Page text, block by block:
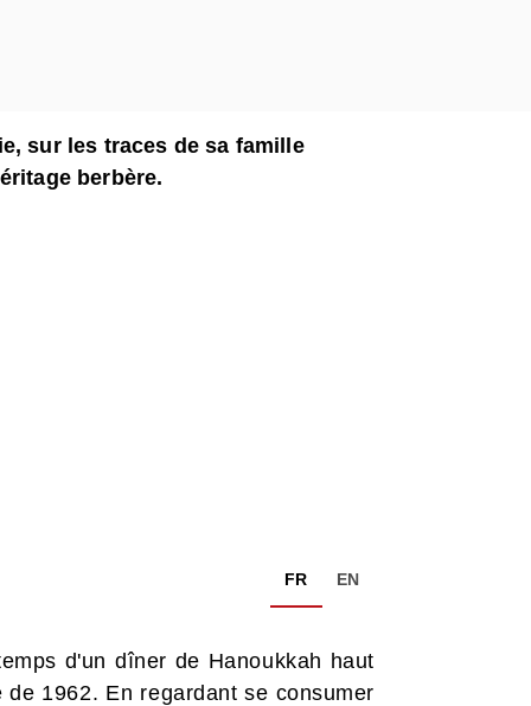
sur les traces de sa famille
berbère.
FR EN
d'un dîner de Hanoukkah haut
1962. En regardant se consumer